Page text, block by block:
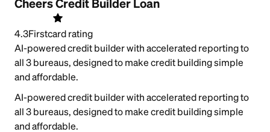
Cheers Credit Builder Loan
4.3Firstcard rating
AI-powered credit builder with accelerated reporting to
all 3 bureaus, designed to make credit building simple
and affordable.
AI-powered credit builder with accelerated reporting to
all 3 bureaus, designed to make credit building simple
and affordable.